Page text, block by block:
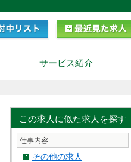
サービス紹介
この求人に似た求人を探す
仕事内容
その他の求人